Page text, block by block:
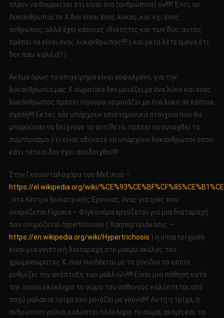
πλέον να θεωρείται ότι είναι ένα (ανθρώπινο) ον!!!!! Έτσι, αν
Λυκανθρωπία το Χ δεν είναι ένας λύκος, και όχι ένας
άνθρωπος, αλλά έχει κάποιες ιδιότητες και των δύο, αυτός
πρέπει να είναι ένας λυκάνθρωπος!!!! ( και μετά λέτε εμένα ότι
δεν πάω καλά ε!;! ).
Ακόμα όμως το επιχείρημα είναι εσφαλμένο, για την
λυκανθρωπία μας X σωματικά δεν μοιάζει με ένα λύκο και ένας
λυκάνθρωπος πρέπει σίγουρα να μοιάζει με ένα λύκο σε κάποια
σχέση!!!! Εκτός εάν υπάρχουν επιστημονικά στοιχεία που θα
μπορούσαν να δείχνουν το αντίθετο, πρέπει να συναχθεί το
συμπέρασμα ότι είναι αδύνατο να υπάρχουν λυκάνθρωποι όπου
κάτι τέτοιο δεν έχει αποδειχθεί!!!!
Στην Γκουανταλαχάρα του Μεξικού –
https://el.wikipedia.org/wiki/
, στο Κέντρο Βιοϊατρικής Έρευνας, ένας γιατρός που
ονομάζεται Figuera – Φιγκουέρα εργάζεται για μια διαταραχή
που ονομάζεται hypertriocosis ( Χαηπερτριόκοσις –
https://en.wikipedia.org/wiki/Hypertrichosis ) η υπερτρίχωση
είναι μια γενετική διαταραχή στο μακρύ σκέλος του
χρωμοσώματος Χ, που συνδέεται με το γονίδιο το οποίο
ρυθμίζει την ανάπτυξη των μαλλιών!!!! Είναι μια πάθηση κατά
την οποία ολόκληρο το σώμα του ασθενούς καλύπτεται από
παχύ μαλακιά τρίχα που μοιάζει με γούνα!!!! Αυτή η τρίχα, ή
ανθρώπινη γούνα, καλύπτει ολόκληρο το σώμα, ακόμη και τα